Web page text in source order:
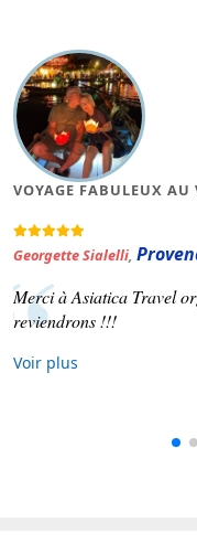
VOYAGE FABULEUX AU
Georgette Sialelli,
Merci à Asiatica Travel
reviendrons !!!
Voir plus